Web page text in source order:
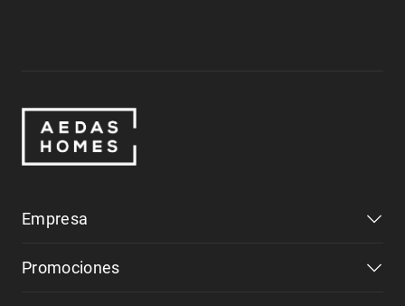
Empresa
Promociones